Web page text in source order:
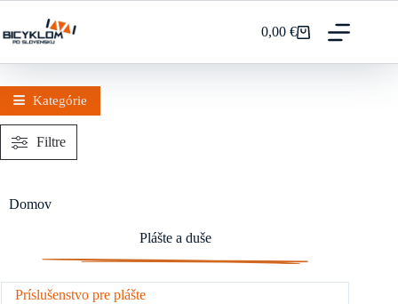
obsah
Nákupný
0,00€
Domov
Plášte a duše
Príslušenstvo pre plášte
Kategórie
Filtre